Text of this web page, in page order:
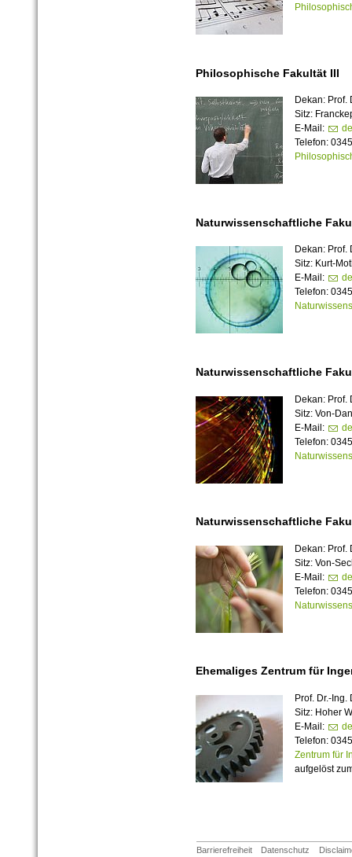
Philosophische Fakultät III
Dekan: Prof.
Sitz:
E-Mail:
Telefon:
Naturwissenschaftliche
Dekan: Prof.
Sitz: Kurt-
E-Mail:
Telefon:
Naturwissenschaftliche
Dekan: Prof.
Sitz: Von-
E-Mail:
Telefon:
Naturwissenschaftliche
Dekan: Prof.
Sitz: Von-
E-Mail:
Telefon:
Ehemaliges Zentrum für
Prof.
Sitz: Hoher
E-Mail:
Telefon:
Zentrum für
aufgelöst
Barrierefreiheit Datenschutz